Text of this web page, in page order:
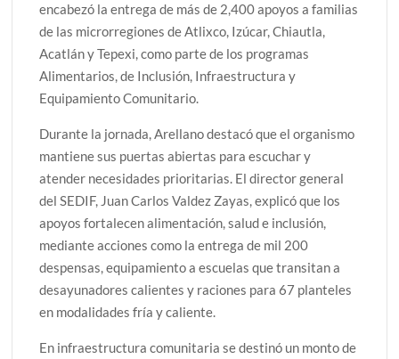
encabezó la entrega de más de 2,400 apoyos a familias
de las microrregiones de Atlixco, Izúcar, Chiautla,
Acatlán y Tepexi, como parte de los programas
Alimentarios, de Inclusión, Infraestructura y
Equipamiento Comunitario.
Durante la jornada, Arellano destacó que el organismo
mantiene sus puertas abiertas para escuchar y
atender necesidades prioritarias. El director general
del SEDIF, Juan Carlos Valdez Zayas, explicó que los
apoyos fortalecen alimentación, salud e inclusión,
mediante acciones como la entrega de mil 200
despensas, equipamiento a escuelas que transitan a
desayunadores calientes y raciones para 67 planteles
en modalidades fría y caliente.
En infraestructura comunitaria se destinó un monto de